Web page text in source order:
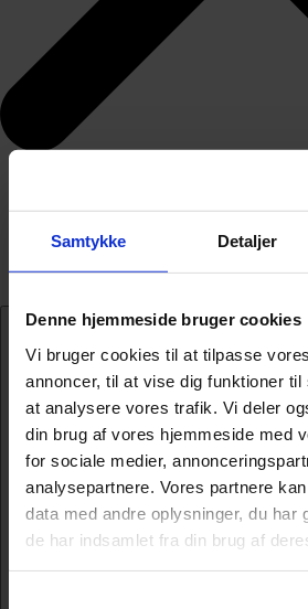
Samtykke Detaljer
Denne hjemmeside bruger cookies
Vi bruger cookies til at tilpasse
annoncer, til at vise dig funktioner
at analysere vores trafik. Vi deler
din brug af vores hjemmeside med
for sociale medier,
analysepartnere. Vores partnere
data med andre oplysninger, du har
de har indsamlet fra din brug af